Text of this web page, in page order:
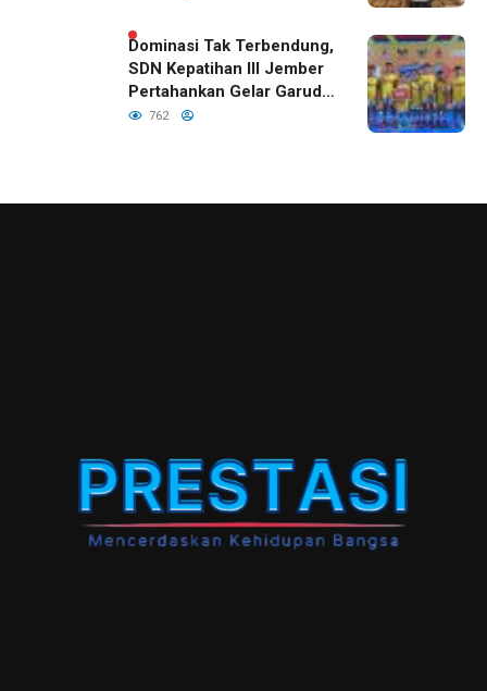
Dominasi Tak Terbendung,
SDN Kepatihan III Jember
Pertahankan Gelar Garuda
Cup 2026
762